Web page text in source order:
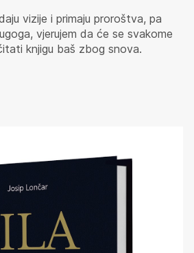
vizije i primaju proroštva, pa
vjerujem da će se svakome
knjigu baš zbog snova.